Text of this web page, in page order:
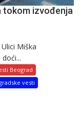
tokom izvođenja
Miška
Beograd
vesti